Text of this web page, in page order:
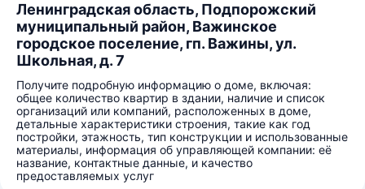
Ленинградская область, Подпорожский
муниципальный район, Важинское
городское поселение, гп. Важины, ул.
Школьная, д. 7
Получите подробную информацию о доме, включая:
общее количество квартир в здании, наличие и список
организаций или компаний, расположенных в доме,
детальные характеристики строения, такие как год
постройки, этажность, тип конструкции и использованные
материалы, информация об управляющей компании: её
название, контактные данные, и качество
предоставляемых услуг